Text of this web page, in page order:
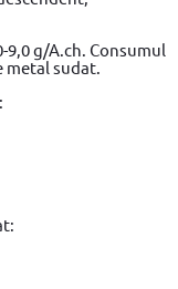
g/A.ch. Consumul
metal sudat.